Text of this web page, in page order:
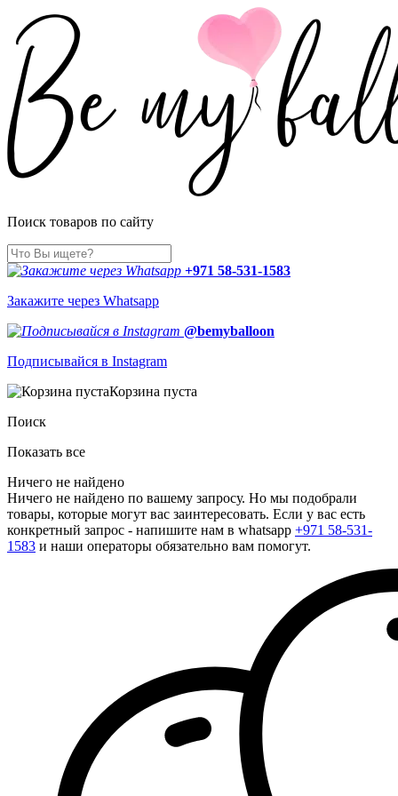
Поиск товаров по сайту
+971 58-531-1583
Закажите через Whatsapp
@bemyballoon
Подписывайся в Instagram
Корзина пуста
Поиск
Показать все
Ничего не найдено
Ничего не найдено по вашему запросу. Но мы подобрали
товары, которые могут вас заинтересовать. Если у вас есть
конкретный запрос - напишите нам в whatsapp +971 58-531-
1583 и наши операторы обязательно вам помогут.